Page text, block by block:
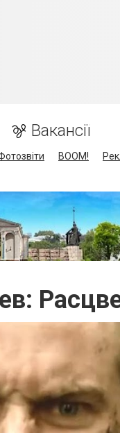
Вакансії
BOOM!